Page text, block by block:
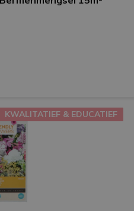
KWALITATIEF & EDUCATIEF
KWALITATIEF & EDUCATIEF